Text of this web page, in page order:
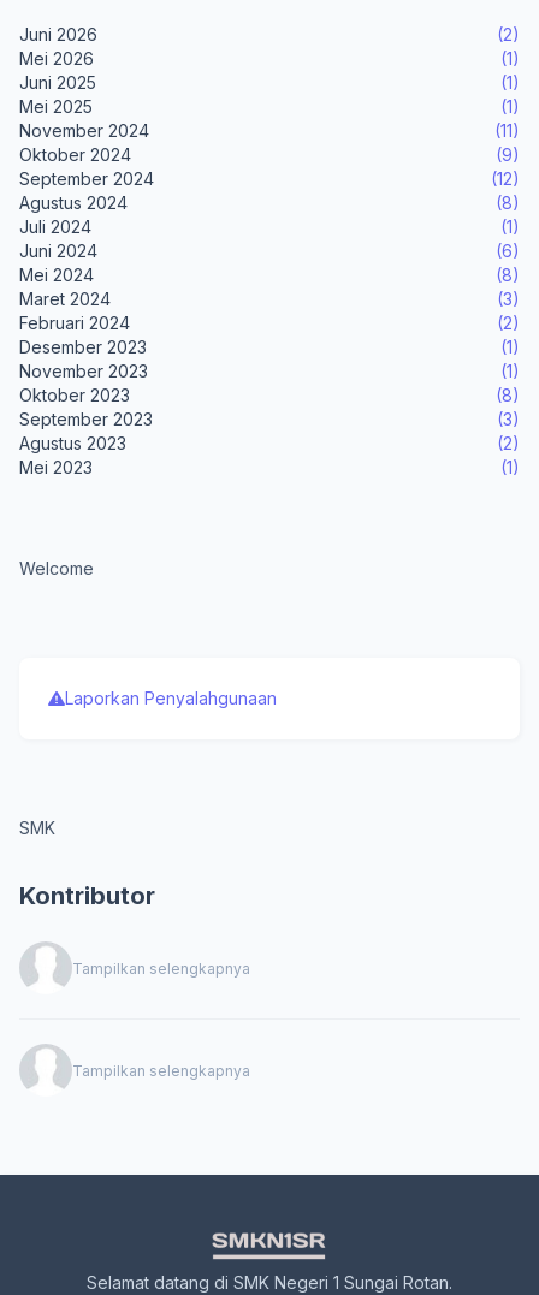
Juni 2026
(2)
Mei 2026
(1)
Juni 2025
(1)
Mei 2025
(1)
November 2024
(11)
Oktober 2024
(9)
September 2024
(12)
Agustus 2024
(8)
Juli 2024
(1)
Juni 2024
(6)
Mei 2024
(8)
Maret 2024
(3)
Februari 2024
(2)
Desember 2023
(1)
November 2023
(1)
Oktober 2023
(8)
September 2023
(3)
Agustus 2023
(2)
Mei 2023
(1)
Welcome
Laporkan Penyalahgunaan
SMK
Kontributor
Tampilkan selengkapnya
Tampilkan selengkapnya
Selamat datang di SMK Negeri 1 Sungai Rotan.